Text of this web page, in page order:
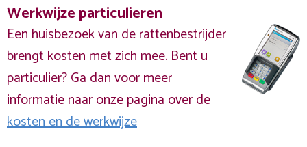
Werkwijze particulieren
Een huisbezoek van de rattenbestrijder
brengt kosten met zich mee. Bent u
particulier? Ga dan voor meer
informatie naar onze pagina over de
kosten en de werkwijze